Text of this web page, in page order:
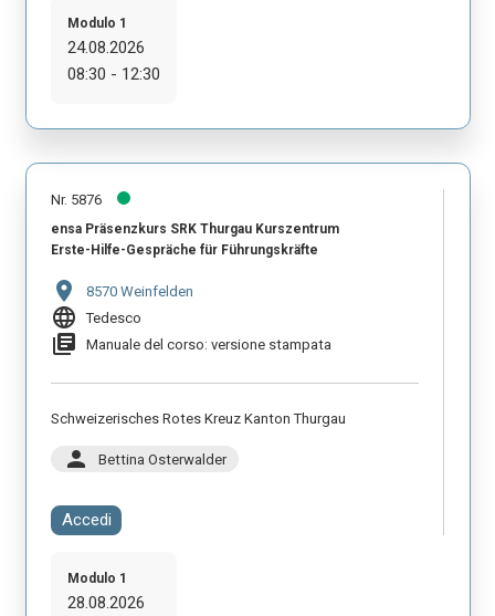
Modulo 1
24.08.2026
08:30 - 12:30
Nr. 5876
ensa Präsenzkurs SRK Thurgau Kurszentrum
Erste-Hilfe-Gespräche für Führungskräfte
location_on 8570 Weinfelden
language Tedesco
library_books Manuale del corso: versione stampata
Schweizerisches Rotes Kreuz Kanton Thurgau
person Bettina Osterwalder
Accedi
Modulo 1
28.08.2026